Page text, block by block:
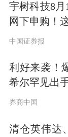
量布局，
急基础，
行业领域
面责任，
宇树科技8月
网下申购！
中国证券报
利好来袭！
希尔罕见出
券商中国
清仓英伟达